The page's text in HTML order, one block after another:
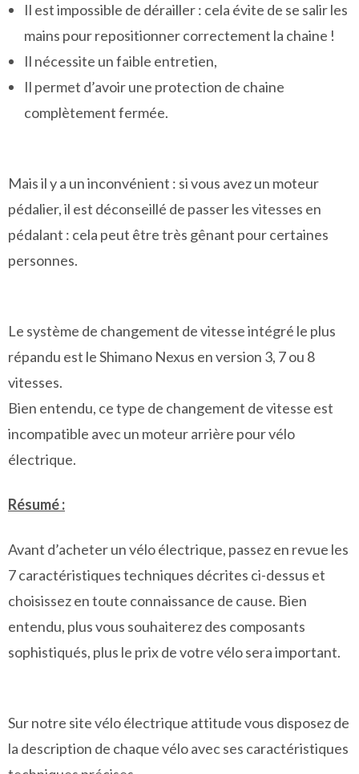
Il est impossible de dérailler : cela évite de se salir les
mains pour repositionner correctement la chaine !
Il nécessite un faible entretien,
Il permet d’avoir une protection de chaine
complètement fermée.
Mais il y a un inconvénient : si vous avez un moteur
pédalier, il est déconseillé de passer les vitesses en
pédalant : cela peut être très gênant pour certaines
personnes.
Le système de changement de vitesse intégré le plus
répandu est le Shimano Nexus en version 3, 7 ou 8
vitesses.
Bien entendu, ce type de changement de vitesse est
incompatible avec un moteur arrière pour vélo
électrique.
Résumé :
Avant d’acheter un vélo électrique, passez en revue les
7 caractéristiques techniques décrites ci-dessus et
choisissez en toute connaissance de cause. Bien
entendu, plus vous souhaiterez des composants
sophistiqués, plus le prix de votre vélo sera important.
Sur notre site vélo électrique attitude vous disposez de
la description de chaque vélo avec ses caractéristiques